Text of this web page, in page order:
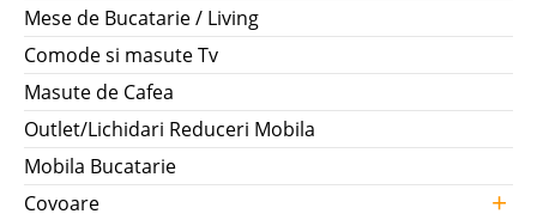
Mese de Bucatarie / Living
Comode si masute Tv
Masute de Cafea
Outlet/Lichidari Reduceri Mobila
Mobila Bucatarie
Covoare
+